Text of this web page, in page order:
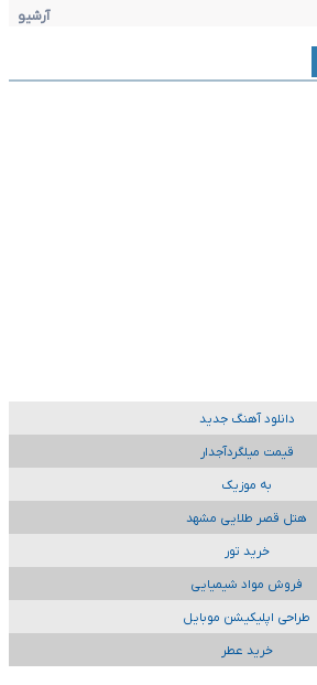
آرشیو
دانلود آهنگ جدید
قیمت میلگردآجدار
به موزیک
هتل قصر طلایی مشهد
خرید تور
فروش مواد شیمیایی
طراحی اپلیکیشن موبایل
خرید عطر